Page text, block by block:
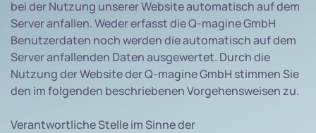
bei der Nutzung unserer Website automatisch auf dem
Server anfallen. Weder erfasst die Q-magine GmbH
Benutzerdaten noch werden die automatisch auf dem
Server anfallenden Daten ausgewertet. Durch die
Nutzung der Website der Q-magine GmbH stimmen Sie
den im folgenden beschriebenen Vorgehensweisen zu.
Verantwortliche Stelle im Sinne der